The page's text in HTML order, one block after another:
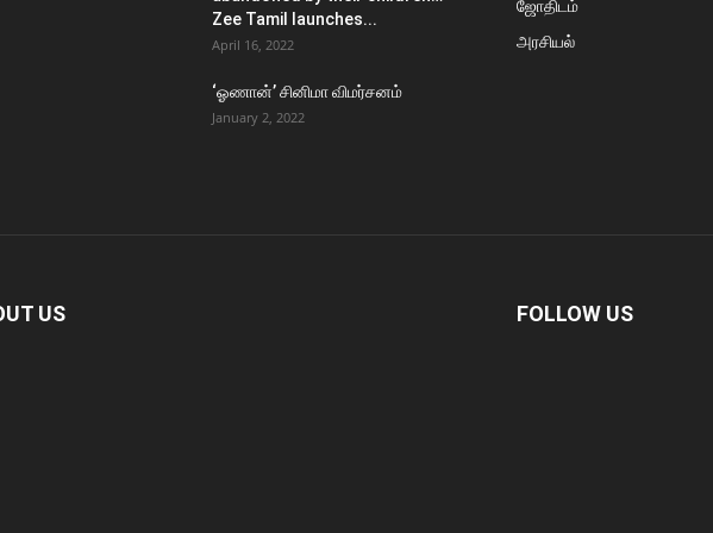
Zee Tamil launches...
April 16, 2022
‘ஓணான்’ சினிமா விமர்சனம்
January 2, 2022
ஜோதிடம்
அரசியல்
US FOLLOW US